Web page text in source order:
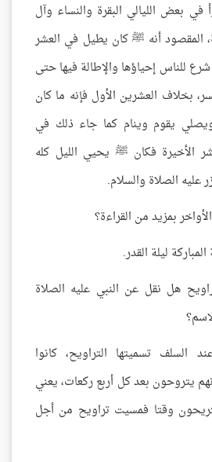
بعض الليالي البقرة والنساء وآل
المقصود أنه ﷺ كان يطيل في العشر
شرع للناس إحياؤها والإطالة فيها حتى
بخلاف العشرين الأول فإنه ما كان
يقوم وينام كما جاء ذلك في
الأخيرة فكان ﷺ يحيي الليل كله
عليه الصلاة والسلام.
بمزيد من القراءة؟
ليلة القدر.
هل نقل عن النبي عليه الصلاة
السلف تسميتها التراويح، كانوا
يتروحون بعد كل أربع ركعات، يعني
وقتا فمسيت تراويح من أجل